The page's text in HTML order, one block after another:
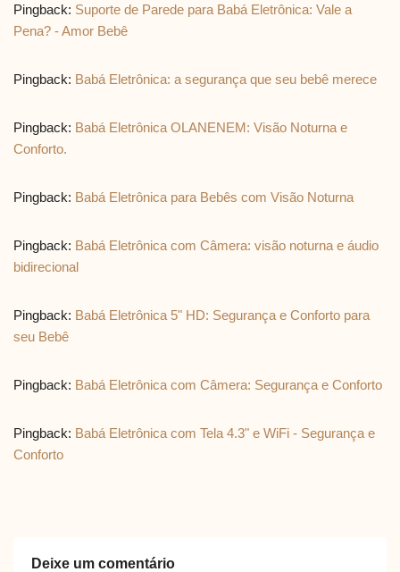
Pingback: Suporte de Parede para Babá Eletrônica: Vale a
Pena? - Amor Bebê
Pingback: Babá Eletrônica: a segurança que seu bebê merece
Pingback: Babá Eletrônica OLANENEM: Visão Noturna e
Conforto.
Pingback: Babá Eletrônica para Bebês com Visão Noturna
Pingback: Babá Eletrônica com Câmera: visão noturna e áudio
bidirecional
Pingback: Babá Eletrônica 5" HD: Segurança e Conforto para
seu Bebê
Pingback: Babá Eletrônica com Câmera: Segurança e Conforto
Pingback: Babá Eletrônica com Tela 4.3" e WiFi - Segurança e
Conforto
Deixe um comentário